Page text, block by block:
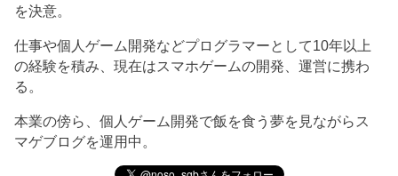
を決意。
仕事や個人ゲーム開発などプログラマーとして10年以上
の経験を積み、現在はスマホゲームの開発、運営に携わ
る。
本業の傍ら、個人ゲーム開発で飯を食う夢を見ながらス
マゲブログを運用中。